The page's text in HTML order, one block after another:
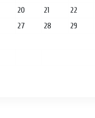
20 21 22
27 28 29